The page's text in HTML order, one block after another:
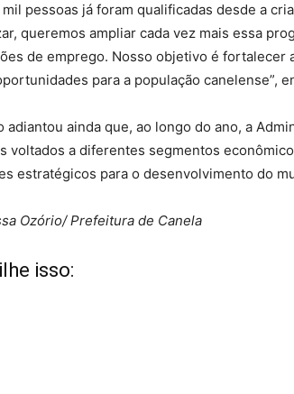
mil pessoas já foram qualificadas desde a
queremos ampliar cada vez mais essa
de emprego. Nosso objetivo é fortalecer
para a população canelense”,
adiantou ainda que, ao longo do ano, a
voltados a diferentes segmentos
estratégicos para o desenvolvimento do
Ozório/ Prefeitura de Canela
isso: